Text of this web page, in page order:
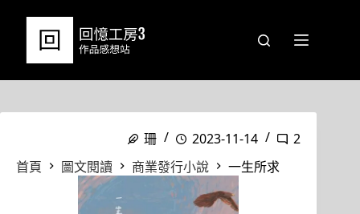
珊
2023-11-14
2
首頁
圖文閱讀 商業發行小說 一生所求